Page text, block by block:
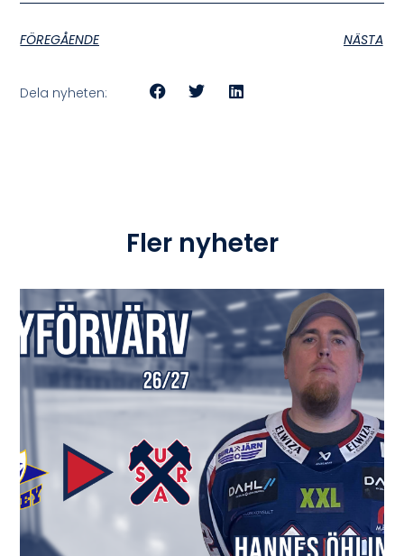
FÖREGÅENDE NÄSTA
Dela nyheten:
Fler nyheter